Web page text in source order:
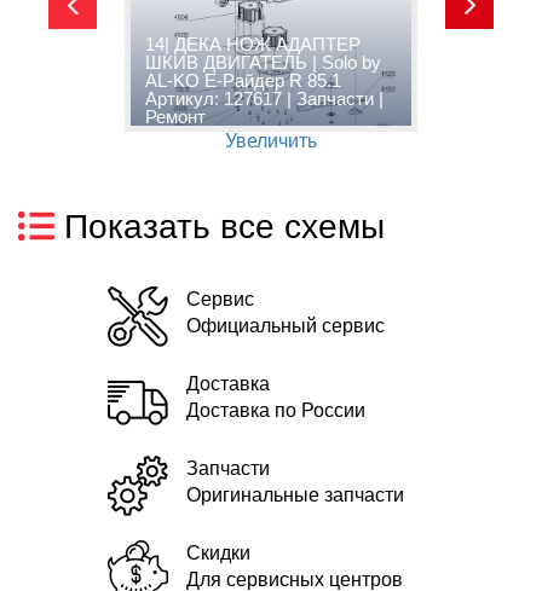
14| ДЕКА НОЖ АДАПТЕР
ШКИВ ДВИГАТЕЛЬ | Solo by
AL-KO E-Райдер R 85.1
Артикул: 127617 | Запчасти |
Ремонт
Увеличить
Показать все схемы
Сервис
Официальный сервис
Доставка
Доставка по России
Запчасти
Оригинальные запчасти
Скидки
Для сервисных центров